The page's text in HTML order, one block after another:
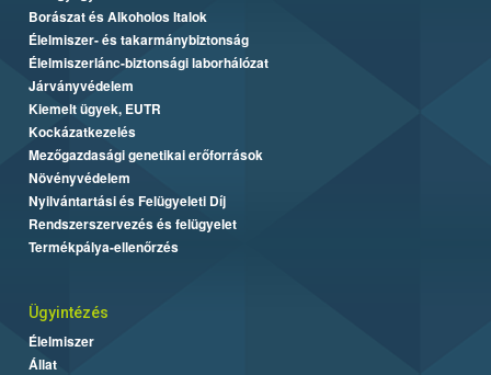
Borászat és Alkoholos Italok
Élelmiszer- és takarmánybiztonság
Élelmiszerlánc-biztonsági laborhálózat
Járványvédelem
Kiemelt ügyek, EUTR
Kockázatkezelés
Mezőgazdasági genetikai erőforrások
Növényvédelem
Nyilvántartási és Felügyeleti Díj
Rendszerszervezés és felügyelet
Termékpálya-ellenőrzés
Ügyintézés
Élelmiszer
Állat